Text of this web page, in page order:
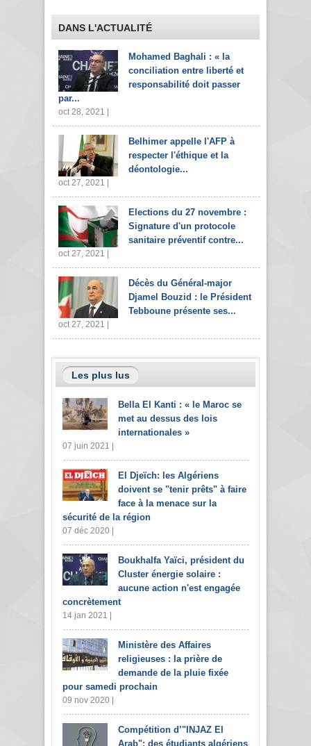
DANS L'ACTUALITÉ
Mohamed Baghali : « la
conciliation entre liberté et
responsabilité doit passer
par...
oct 28, 2021 |
Belhimer appelle l'AFP à
respecter l'éthique et la
déontologie...
oct 27, 2021 |
Elections du 27 novembre :
Signature d'un protocole
sanitaire préventif contre...
oct 27, 2021 |
Décès du Général-major
Djamel Bouzid : le Président
Tebboune présente ses...
oct 27, 2021 |
Les plus lus
Bella El Kanti : « le Maroc se
met au dessus des lois
internationales »
07 juin 2021 |
El Djeïch: les Algériens
doivent se "tenir prêts" à faire
face à la menace sur la
sécurité de la région
07 déc 2020 |
Boukhalfa Yaïci, président du
Cluster énergie solaire :
aucune action n'est engagée
concrètement
14 jan 2021 |
Ministère des Affaires
religieuses : la prière de
demande de la pluie fixée
pour samedi prochain
09 nov 2020 |
Compétition d’"INJAZ El
Arab": des étudiants algériens